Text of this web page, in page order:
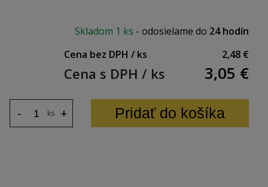
Skladom 1 ks - odosielame do 24 hodín
Cena bez DPH / ks
2,48 €
Cena s DPH / ks 3,05 €
ks +
- Pridať do košíka